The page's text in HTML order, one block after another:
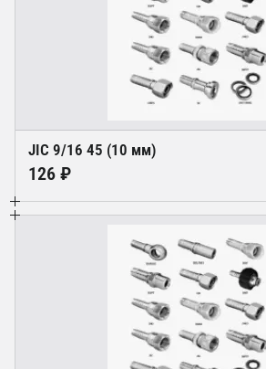
JIC 9/16 45 (10 мм)
126 ₽